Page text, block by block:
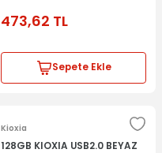
473,62 TL
Sepete Ekle
Kioxia
128GB KIOXIA USB2.0 BEYAZ